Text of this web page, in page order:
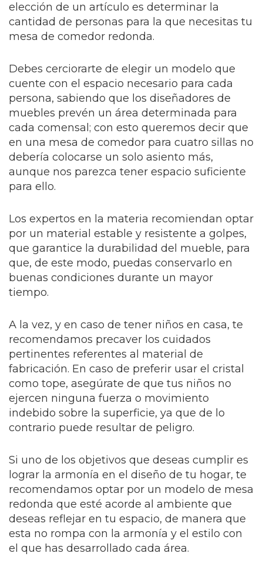
elección de un artículo es determinar la
cantidad de personas para la que necesitas tu
mesa de comedor redonda.
Debes cerciorarte de elegir un modelo que
cuente con el espacio necesario para cada
persona, sabiendo que los diseñadores de
muebles prevén un área determinada para
cada comensal; con esto queremos decir que
en una mesa de comedor para cuatro sillas no
debería colocarse un solo asiento más,
aunque nos parezca tener espacio suficiente
para ello.
Los expertos en la materia recomiendan optar
por un material estable y resistente a golpes,
que garantice la durabilidad del mueble, para
que, de este modo, puedas conservarlo en
buenas condiciones durante un mayor
tiempo.
A la vez, y en caso de tener niños en casa, te
recomendamos precaver los cuidados
pertinentes referentes al material de
fabricación. En caso de preferir usar el cristal
como tope, asegúrate de que tus niños no
ejercen ninguna fuerza o movimiento
indebido sobre la superficie, ya que de lo
contrario puede resultar de peligro.
Si uno de los objetivos que deseas cumplir es
lograr la armonía en el diseño de tu hogar, te
recomendamos optar por un modelo de mesa
redonda que esté acorde al ambiente que
deseas reflejar en tu espacio, de manera que
esta no rompa con la armonía y el estilo con
el que has desarrollado cada área.